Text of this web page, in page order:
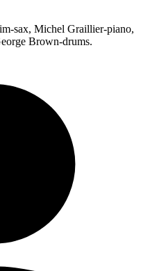
sax, Michel Graillier-piano,
Brown-drums.